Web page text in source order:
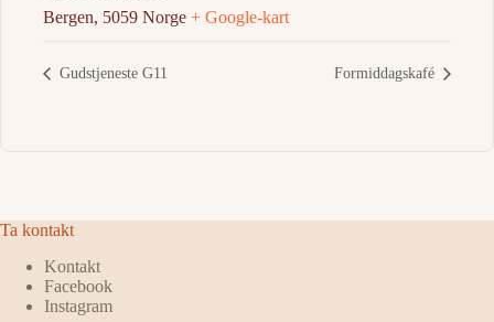
Bergen, 5059 Norge + Google-kart
Gudstjeneste G11 Formiddagskafé
Ta kontakt
Kontakt
Facebook
Instagram